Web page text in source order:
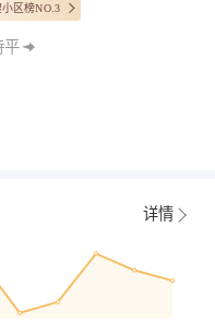
区榜NO.3
平
详情